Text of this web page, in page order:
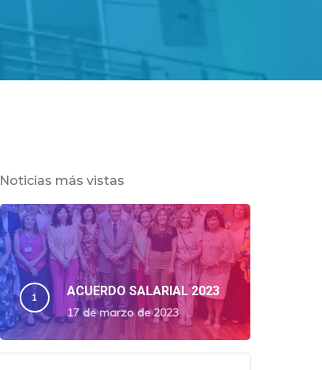
Noticias más vistas
ACUERDO SALARIAL 2023
17 de marzo de 2023